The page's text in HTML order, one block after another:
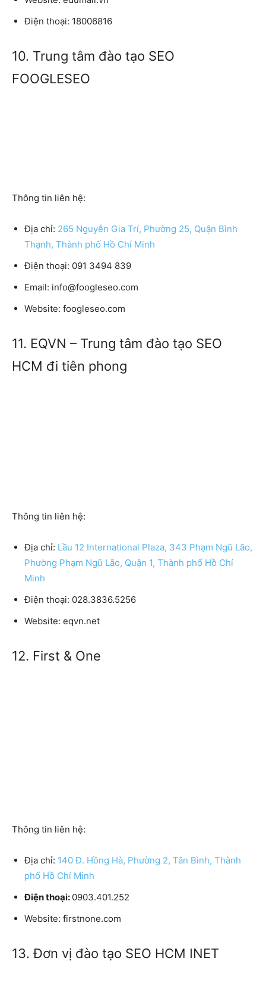
Điện thoại: 18006816
10. Trung tâm đào tạo SEO
FOOGLESEO
Thông tin liên hệ:
Địa chỉ: 265 Nguyễn Gia Trí, Phường 25, Quận Bình
Thạnh, Thành phố Hồ Chí Minh
Điện thoại: 091 3494 839
Email: info@foogleseo.com
Website: foogleseo.com
11. EQVN – Trung tâm đào tạo SEO
HCM đi tiên phong
Thông tin liên hệ:
Địa chỉ: Lầu 12 International Plaza, 343 Phạm Ngũ Lão,
Phường Phạm Ngũ Lão, Quận 1, Thành phố Hồ Chí
Minh
Điện thoại: 028.3836.5256
Website: eqvn.net
12. First & One
Thông tin liên hệ:
Địa chỉ: 140 Đ. Hồng Hà, Phường 2, Tân Bình, Thành
phố Hồ Chí Minh
Điện thoại: 0903.401.252
Website: firstnone.com
13. Đơn vị đào tạo SEO HCM INET